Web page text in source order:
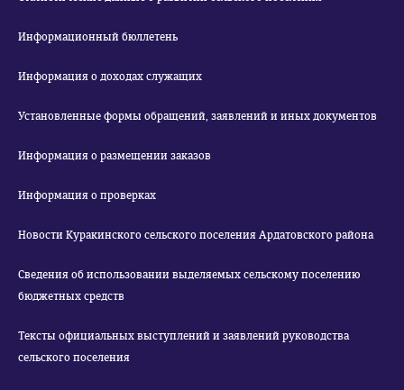
Информационный бюллетень
Информация о доходах служащих
Установленные формы обращений, заявлений и иных документов
Информация о размещении заказов
Информация о проверках
Новости Куракинского сельского поселения Ардатовского района
Сведения об использовании выделяемых сельскому поселению
бюджетных средств
Тексты официальных выступлений и заявлений руководства
сельского поселения